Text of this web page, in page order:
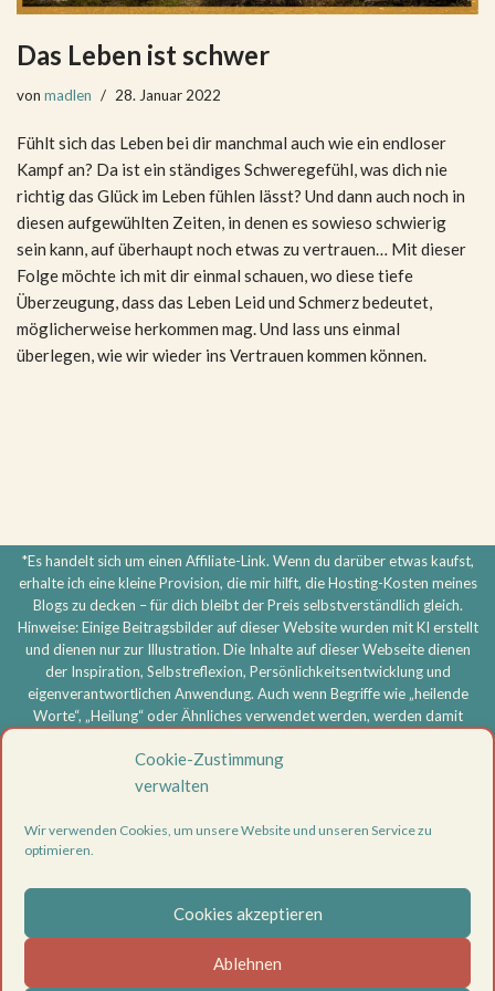
Cookie-Zustimmung
verwalten
Wir verwenden Cookies, um unsere Website und unseren Service zu
optimieren.
Cookies akzeptieren
Ablehnen
Das Leben ist schwer
von madlen 28. Januar 2022
Fühlt sich das Leben bei dir manchmal auch wie ein endloser
Kampf an? Da ist ein ständiges Schweregefühl, was dich nie
richtig das Glück im Leben fühlen lässt? Und dann auch noch in
diesen aufgewühlten Zeiten, in denen es sowieso schwierig
sein kann, auf überhaupt noch etwas zu vertrauen… Mit dieser
Folge möchte ich mit dir einmal schauen, wo diese tiefe
Überzeugung, dass das Leben Leid und Schmerz bedeutet,
möglicherweise herkommen mag. Und lass uns einmal
überlegen, wie wir wieder ins Vertrauen kommen können.
*Es handelt sich um einen Affiliate-Link. Wenn du darüber etwas kaufst,
erhalte ich eine kleine Provision, die mir hilft, die Hosting-Kosten meines
Blogs zu decken – für dich bleibt der Preis selbstverständlich gleich.
Hinweise: Einige Beitragsbilder auf dieser Website wurden mit KI erstellt
und dienen nur zur Illustration. Die Inhalte auf dieser Webseite dienen
der Inspiration, Selbstreflexion, Persönlichkeitsentwicklung und
eigenverantwortlichen Anwendung. Auch wenn Begriffe wie „heilende
Worte“, „Heilung“ oder Ähnliches verwendet werden, werden damit
getroffen und keine Heilversprechen gegeben. Meine Inhalte ersetzen
keine ärztliche, psychotherapeutische oder sonstige professionelle
psychischen Beschwerden oder ernsthaften Problemen wende dich
bitte an eine entsprechend qualifizierte Fachperson. Die Nutzung aller
Datenschutzerklärung